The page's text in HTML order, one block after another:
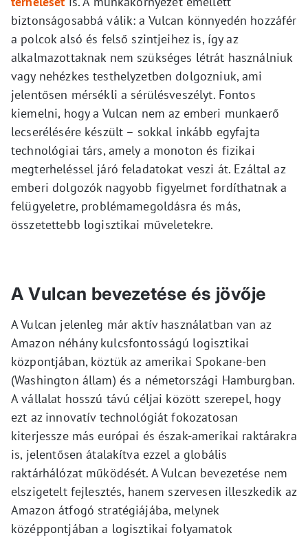
biztonságosabbá válik: a Vulcan könnyedén hozzáfér
a polcok alsó és felső szintjeihez is, így az
alkalmazottaknak nem szükséges létrát használniuk
vagy nehézkes testhelyzetben dolgozniuk, ami
jelentősen mérsékli a sérülésveszélyt. Fontos
kiemelni, hogy a Vulcan nem az emberi munkaerő
lecserélésére készült – sokkal inkább egyfajta
technológiai társ, amely a monoton és fizikai
megterheléssel járó feladatokat veszi át. Ezáltal az
emberi dolgozók nagyobb figyelmet fordíthatnak a
felügyeletre, problémamegoldásra és más,
összetettebb logisztikai műveletekre.
A Vulcan bevezetése és jövője
A Vulcan jelenleg már aktív használatban van az
Amazon néhány kulcsfontosságú logisztikai
központjában, köztük az amerikai Spokane-ben
(Washington állam) és a németországi Hamburgban.
A vállalat hosszú távú céljai között szerepel, hogy
ezt az innovatív technológiát fokozatosan
kiterjessze más európai és észak-amerikai raktárakra
is, jelentősen átalakítva ezzel a globális
raktárhálózat működését. A Vulcan bevezetése nem
elszigetelt fejlesztés, hanem szervesen illeszkedik az
Amazon átfogó stratégiájába, melynek
középpontjában a logisztikai folyamatok